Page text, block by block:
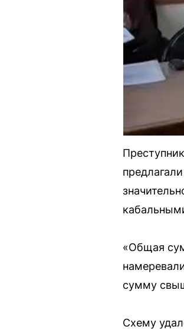
«Общая
сумму
Схему